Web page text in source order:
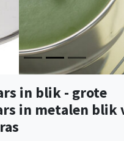
in blik - grote
in metalen blik